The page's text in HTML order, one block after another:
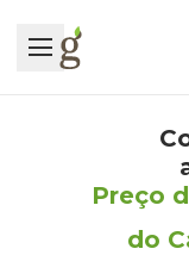
Preço
do